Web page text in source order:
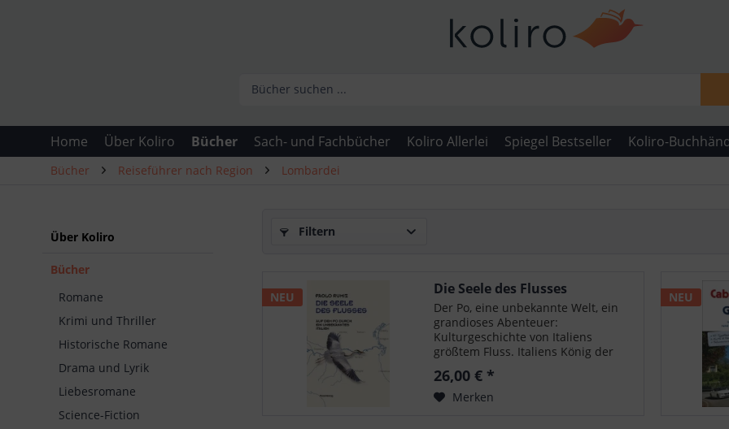
Home Über Koliro Bücher Sach- und Fachbücher Koliro Allerlei Spiegel Bestseller Koliro-
Bücher Reiseführer nach Region Lombardei
Über Koliro
Bücher
Romane
Krimi und Thriller
Historische Romane
Drama und Lyrik
Liebesromane
Science-Fiction
Filtern
NEU Die Seele des Flusses
Der Po, eine unbekannte Welt, ein
grandioses Abenteuer:
Kulturgeschichte von Italiens
größtem Fluss. Italiens König der
Flüsse ist einer der letzten blinden
Flecken auf der Landkarte. Paolo
Rumiz hat ihn zu Wasser erkundet:
26,00 € *
Merken
NEU